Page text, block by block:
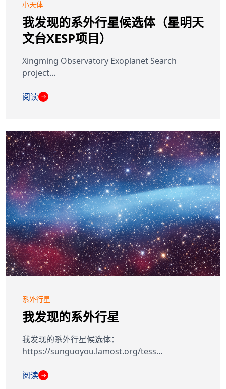
小天体
我发现的系外行星候选体（星明天
文台XESP项目）
Xingming Observatory Exoplanet Search
project…
阅读 →
系外行星
我发现的系外行星
我发现的系外行星候选体：
https://sunguoyou.lamost.org/tess…
阅读 →